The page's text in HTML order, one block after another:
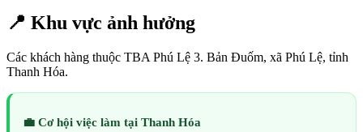
📍 Khu vực ảnh hưởng
Các khách hàng thuộc TBA Phú Lệ 3. Bản Đuốm, xã Phú Lệ, tỉnh
Thanh Hóa.
💼 Cơ hội việc làm tại Thanh Hóa